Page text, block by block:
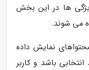
ها در این بخش
می شوند.
نمایش داده
باشد و کاربر